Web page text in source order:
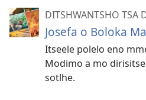
DITSHWANTSHO TSA
Josefa o Boloka
Itseele polelo eno
Modimo a mo
sotlhe.